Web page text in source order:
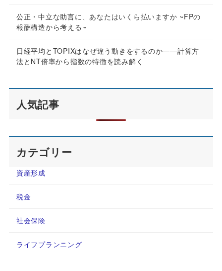
公正・中立な助言に、あなたはいくら払いますか ~FPの
報酬構造から考える~
日経平均とTOPIXはなぜ違う動きをするのか——計算方
法とNT倍率から指数の特徴を読み解く
人気記事
カテゴリー
資産形成
税金
社会保険
ライフプランニング